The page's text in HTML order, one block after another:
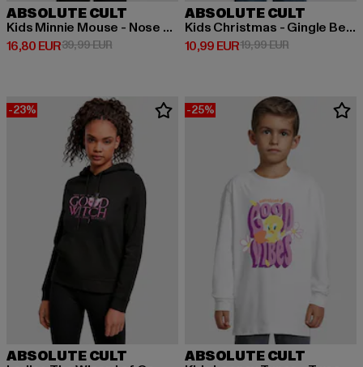
ABSOLUTE CULT
Kids Minnie Mouse - Nose Up Hoody
16,80 EUR
Derzeitiger Preis: 16,80 EUR
39,99 EURAktionspreis: 39,99 EUR
ABSOLUTE CULT
Kids Christmas - Gingle Bell Rock Basic Tee 2.0
10,99 EUR
Derzeitiger Preis: 10,99 EUR
19,99 EURAktionspreis:
-23%
ABSOLUTE CULT
-25%
ABSOLUTE CULT